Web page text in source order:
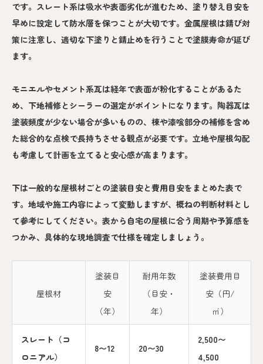
です。スレート系は吸水や表面劣化が進むため、塗り替え目安を
早めに設定して防水層を保つことが大切です。金属屋根は錆び対
策に注意し、適切な下塗りと錆止めを行うことで塗膜寿命が延び
ます。
モニエルやセメント系瓦は経年で表面が粉化することがあるた
め、下地補修とシーラーの選定がポイントになります。陶器瓦は
塗装頻度が少ない場合が多いものの、棟や漆喰部分の補修を含め
た総合的な点検で長持ちさせる観点が必要です。立地や屋根勾配
も考慮して計画を立てると安心感が高まります。
下は一般的な屋根材ごとの塗装目安と費用目安をまとめた表で
す。地域や施工内容によって変動しますが、概ねの判断材料とし
て参考にしてください。表から自宅の屋根に合う周期や予算感を
つかみ、具体的な現地調査で仕様を確定しましょう。
屋根材
塗装目
安
（年）
耐用年数
（目安・
年）
塗装費用目
安（円/
㎡）
スレート（コ
ロニアル）
8〜12 20〜30
2,500〜
4,500